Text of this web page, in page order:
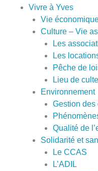
Vivre à Yves
Vie
Culture – Vie
Les
Les
Pêche de
Lieu de culte
Environnement
Gestion des
Qualité de
Solidarité et
Le CCAS
L’ADIL